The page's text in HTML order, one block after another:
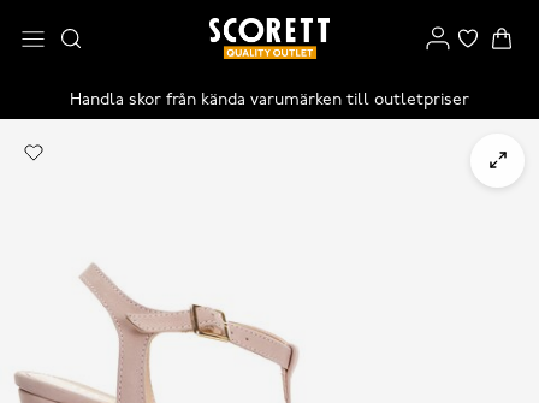
Handla skor från kända varumärken till outletpriser